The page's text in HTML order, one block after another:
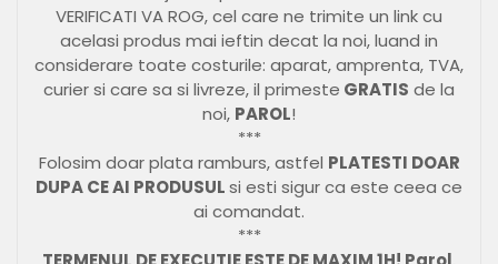
VERIFICATI VA ROG, cel care ne trimite un link cu
acelasi produs mai ieftin decat la noi, luand in
considerare toate costurile: aparat, amprenta, TVA,
curier si care sa si livreze, il primeste GRATIS de la
noi, PAROL!
***
Folosim doar plata ramburs, astfel PLATESTI DOAR
DUPA CE AI PRODUSULsi esti sigur ca este ceea ce
ai comandat.
***